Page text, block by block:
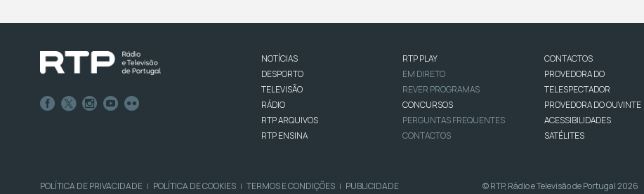
NOTÍCIAS
DESPORTO
TELEVISÃO
RÁDIO
RTP ARQUIVOS
RTP ENSINA
RTP PLAY
EM DIRETO
REVER PROGRAMAS
CONCURSOS
PERGUNTAS FREQUENTES
CONTACTOS
CONTACTOS
PROVEDORA DO
TELESPECTADOR
PROVEDORA DO OUVINTE
ACESSIBILIDADES
SATÉLITES
POLÍTICA DE PRIVACIDADE | POLÍTICA DE COOKIES | TERMOS E CONDIÇÕES | PUBLICIDADE © RTP, Rádio e Televisão de Portugal 2026